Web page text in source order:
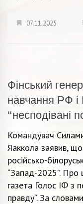
07.11.2025
Фінський
навчання РФ і
“несподівані
Командувач
Яаккола заявив,
російсько-
“Запад-2025”.
газета Голос ІФ з
правду“. За